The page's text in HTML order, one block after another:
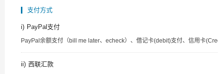
支付方式
i) PayPal支付
PayPal余额支付（bill me later、echeck）、借记卡(debit)支付、信用卡
ii) 西联汇款